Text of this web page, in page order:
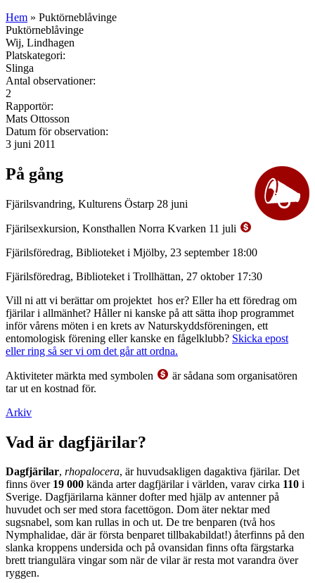
Hem » Puktörneblåvinge
Puktörneblåvinge
Wij, Lindhagen
Platskategori:
Slinga
Antal observationer:
2
Rapportör:
Mats Ottosson
Datum för observation:
3 juni 2011
På gång
Fjärilsvandring, Kulturens Östarp 28 juni
Fjärilsexkursion, Konsthallen Norra Kvarken 11 juli
Fjärilsföredrag, Biblioteket i Mjölby, 23 september 18:00
Fjärilsföredrag, Biblioteket i Trollhättan, 27 oktober 17:30
Vill ni att vi berättar om projektet hos er? Eller ha ett föredrag om
fjärilar i allmänhet? Håller ni kanske på att sätta ihop programmet
inför vårens möten i en krets av Naturskyddsföreningen, ett
entomologisk förening eller kanske en fågelklubb? Skicka epost
eller ring så ser vi om det går att ordna.
Aktiviteter märkta med symbolen
är sådana som organisatören
tar ut en kostnad för.
Arkiv
Vad är dagfjärilar?
Dagfjärilar, rhopalocera, är huvudsakligen dagaktiva fjärilar. Det
finns över 19 000 kända arter dagfjärilar i världen, varav cirka 110 i
Sverige. Dagfjärilarna känner dofter med hjälp av antenner på
huvudet och ser med stora facettögon. Dom äter nektar med
sugsnabel, som kan rullas in och ut. De tre benparen (två hos
Nymphalidae, där är första benparet tillbakabildat!) återfinns på den
slanka kroppens undersida och på ovansidan finns ofta färgstarka
brett triangulära vingar som när de vilar är resta mot varandra över
ryggen.